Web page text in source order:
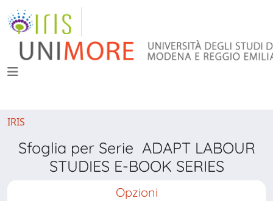
IRIS
Sfoglia per Serie ADAPT LABOUR
STUDIES E-BOOK SERIES
Opzioni